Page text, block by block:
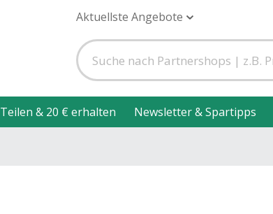
Aktuellste Angebote
Teilen & 20 € erhalten Newsletter & Spartipps